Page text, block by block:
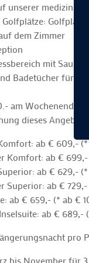
unserer
dem Zimmer
mit
Badetücher für
am Wochenende
dieses
ab € 609,-
Komfort: ab € 699,-
ab € 629,-
Superior: ab € 729,-
ab € 659,- (* ab €
ab € 689,-
pro